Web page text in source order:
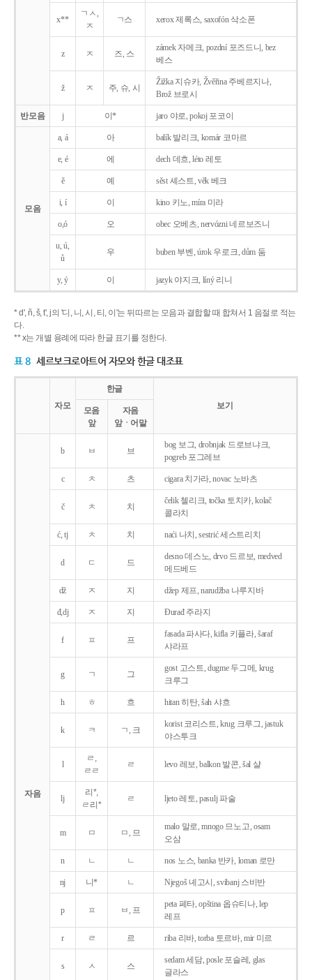
x**
ㄱㅅ,
ㅈ
ㄱ스 xerox 제록스, saxofón 삭소폰
z ㅈ 즈, 스
zámek 자메크, pozdní 포즈드니, bez
베스
ž ㅈ 주, 슈, 시
Žižka 지슈카, Žvěřina 주베르지나,
Brož 브로시
반모음 j 이* jaro 야로, pokoj 포코이
모음
a, á 아 balík 발리크, komár 코마르
e, é 에 dech 데흐, léto 레토
ě 예 sěst 셰스트, věk 베크
i, í 이 kino 키노, míra 미라
o,ó 오 obec 오베츠, nervózni 네르보즈니
u, ú,
ů
우 buben 부벤, úrok 우로크, dům 둠
y, ý 이 jazyk야지크, líný 리니
* d', ň, š, t', j의 '디, 니, 시, 티, 이'는 뒤따르는 모음과 결합할 때 합쳐서 1 음절로 적는
다.
** x는 개별 용례에 따라 한글 표기를 정한다.
표 8 세르보크로아트어 자모와 한글 대조표
자모
한글
보기
모음
앞
자음
앞ㆍ어말
자음
b ㅂ 브
bog 보그, drobnjak 드로브냐크,
pogreb 포그레브
c ㅊ 츠 cigara 치가라, novac 노바츠
č ㅊ 치
čelik 첼리크, točka 토치카, kolač
콜라치
ć, tj ㅊ 치 naći 나치, sestrić 세스트리치
d ㄷ 드
desno 데스노, drvo 드르보, medved
메드베드
dž ㅈ 지 džep 제프, narudžba 나루지바
đ,dj ㅈ 지 Ðurađ 주라지
f ㅍ 프
fasada 파사다, kifla 키플라, šaraf
샤라프
g ㄱ 그
gost 고스트, dugme 두그메, krug
크루그
h ㅎ 흐 hitan 히탄, šah 샤흐
k ㅋ ㄱ, 크
korist 코리스트, krug 크루그, jastuk
야스투크
l
ㄹ,
ㄹㄹ
ㄹ levo 레보, balkon 발콘, šal 샬
lj
리*,
ㄹ리*
ㄹ ljeto 레토, pasulj 파술
m ㅁ ㅁ, 므
malo 말로, mnogo 므노고, osam
오삼
n ㄴ ㄴ nos 노스, banka 반카, loman 로만
nj 니* ㄴ Njegoš 녜고시, svibanj 스비반
p ㅍ ㅂ, 프
peta 페타, opština 옵슈티나, lep
레프
r ㄹ 르 riba 리바, torba 토르바, mir 미르
s ㅅ 스
sedam 세담, posle 포슬레, glas
글라스